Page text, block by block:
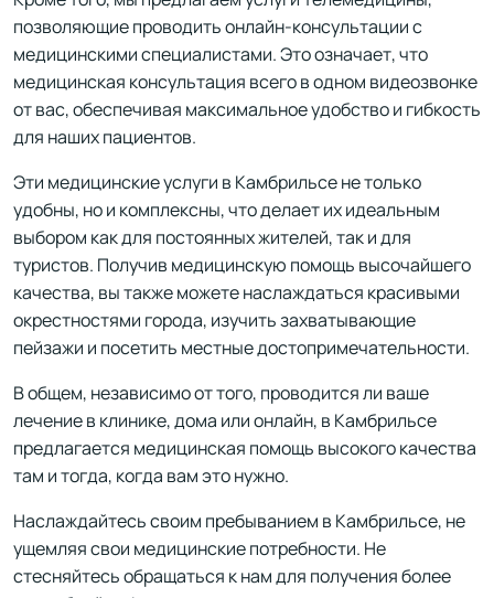
позволяющие проводить онлайн-консультации с
медицинскими специалистами. Это означает, что
медицинская консультация всего в одном видеозвонке
от вас, обеспечивая максимальное удобство и гибкость
для наших пациентов.
Эти медицинские услуги в Камбрильсе не только
удобны, но и комплексны, что делает их идеальным
выбором как для постоянных жителей, так и для
туристов. Получив медицинскую помощь высочайшего
качества, вы также можете наслаждаться красивыми
окрестностями города, изучить захватывающие
пейзажи и посетить местные достопримечательности.
В общем, независимо от того, проводится ли ваше
лечение в клинике, дома или онлайн, в Камбрильсе
предлагается медицинская помощь высокого качества
там и тогда, когда вам это нужно.
Наслаждайтесь своим пребыванием в Камбрильсе, не
ущемляя свои медицинские потребности. Не
стесняйтесь обращаться к нам для получения более